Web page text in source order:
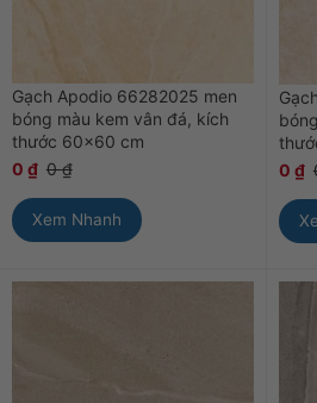
Gạch Apodio 66282025 men
bóng màu kem vân đá, kích
thước 60×60 cm
0 ₫ 0₫
Xem Nhanh
0 ₫